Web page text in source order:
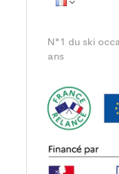
N°1 du ski
ans